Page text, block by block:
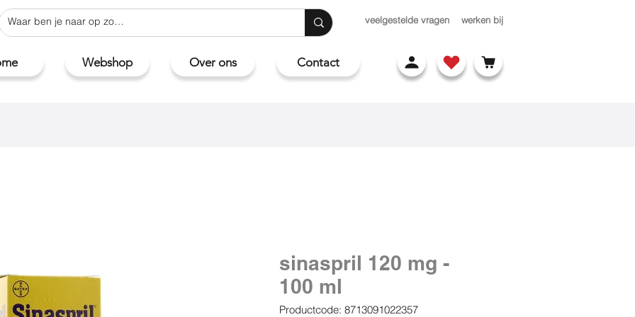
veelgestelde vragen werken bij
Webshop Over ons Contact
sinaspril 120 mg -
100 ml
Productcode: 8713091022357